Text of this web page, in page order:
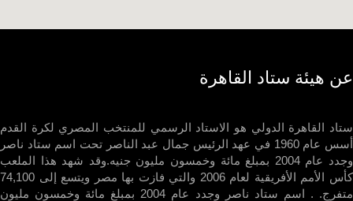
هيئة ستاد القاهرة
القاهرة الدولي هو الاستاد الرسمي للمنتخب المصري لكرة القدم
أسس عام 1960 في عهد الرئيس جمال عبد الناصر تحت اسم ستاد ناصر
وجدد عام 2004 بمبلغ مائة وخمسون مليون جنيه.وقد شهد هذا الملعب
كأس الأمم الأفريقية لعام 2006 والتي فازت بها مصر ويتسع إلى 74,100
متفرج. . اسم ستاد ناصر وجدد عام 2004 بمبلغ مائة وخمسون مليون